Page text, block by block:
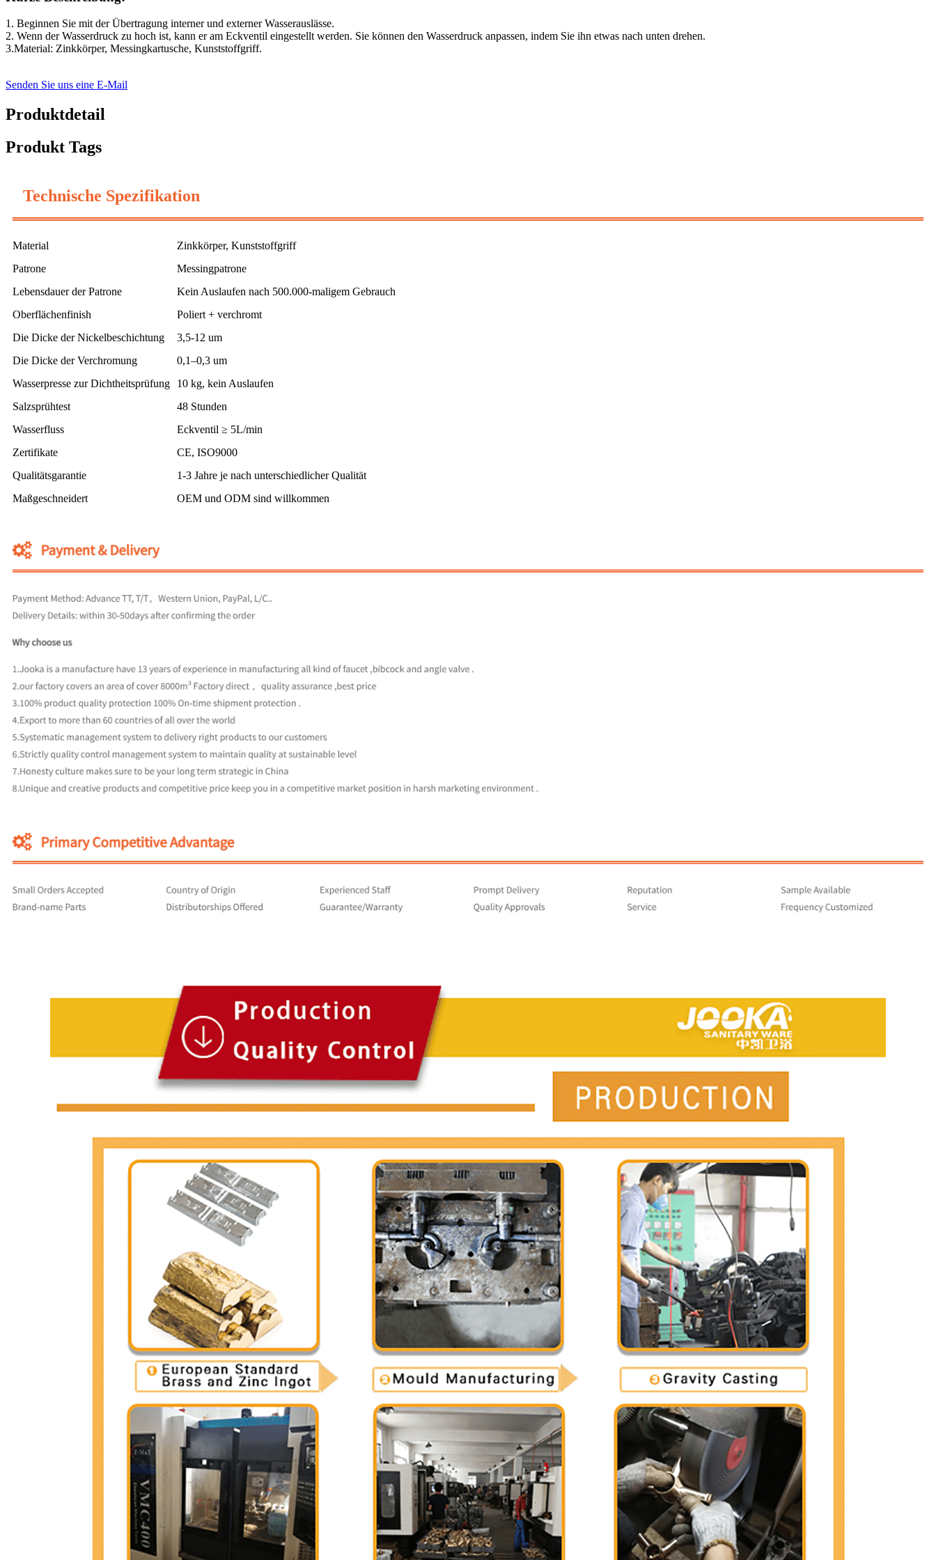
1. Beginnen Sie mit der Übertragung interner und externer Wasserauslässe.
2. Wenn der Wasserdruck zu hoch ist, kann er am Eckventil eingestellt werden. Sie können den Wasserdruck anpassen, indem Sie ihn etwas nach unten drehen.
3.Material: Zinkkörper, Messingkartusche, Kunststoffgriff.
Senden Sie uns eine E-Mail
Produktdetail
Produkt Tags
Technische Spezifikation
Material
Zinkkörper, Kunststoffgriff
Patrone
Messingpatrone
Lebensdauer der Patrone
Kein Auslaufen nach 500.000-maligem Gebrauch
Oberflächenfinish
Poliert + verchromt
Die Dicke der Nickelbeschichtung
3,5-12 um
Die Dicke der Verchromung
0,1–0,3 um
Wasserpresse zur Dichtheitsprüfung
10 kg, kein Auslaufen
Salzsprühtest
48 Stunden
Wasserfluss
Eckventil ≥ 5L/min
Zertifikate
CE, ISO9000
Qualitätsgarantie
1-3 Jahre je nach unterschiedlicher Qualität
Maßgeschneidert
OEM und ODM sind willkommen